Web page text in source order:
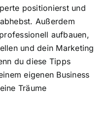
positionierst und
Außerdem
aufbauen,
und dein Marketing
du diese Tipps
eigenen Business
Träume